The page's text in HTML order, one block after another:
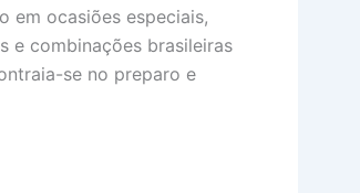
em ocasiões especiais,
e combinações brasileiras
se no preparo e